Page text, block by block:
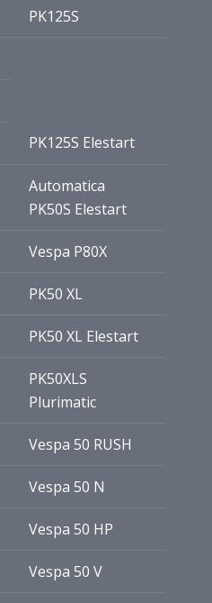
PK125S
PK125S Elestart
Automatica
PK50S Elestart
Vespa P80X
PK50 XL
PK50 XL Elestart
PK50XLS
Plurimatic
Vespa 50 RUSH
Vespa 50 N
Vespa 50 HP
Vespa 50 V